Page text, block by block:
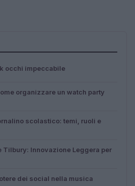
occhi impeccabile
organizzare un watch party
scolastico: temi, ruoli e
Tilbury: Innovazione Leggera per
dei social nella musica